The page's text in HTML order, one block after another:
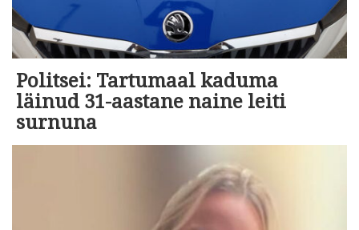
Politsei: Tartumaal kaduma
läinud 31-aastane naine leiti
surnuna